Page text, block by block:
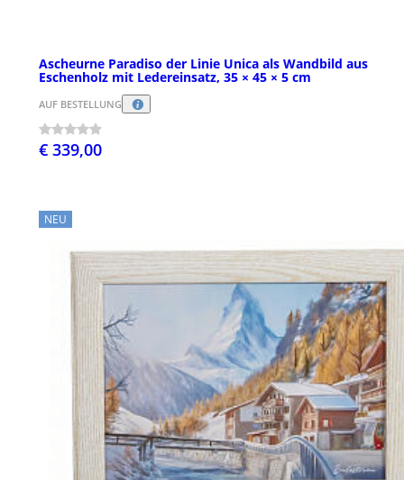
Ascheurne Paradiso der Linie Unica als Wandbild aus
Eschenholz mit Ledereinsatz, 35 × 45 × 5 cm
AUF BESTELLUNG
€ 339,00
NEU